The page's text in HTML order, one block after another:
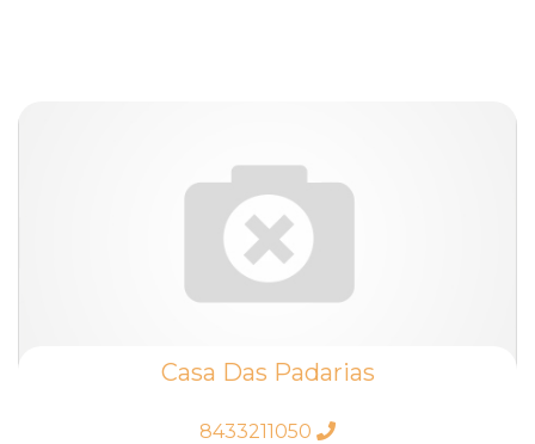
Casa Das Padarias
8433211050